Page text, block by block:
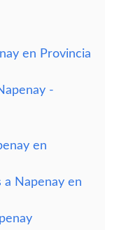
en Provincia
-
en
a Napenay en